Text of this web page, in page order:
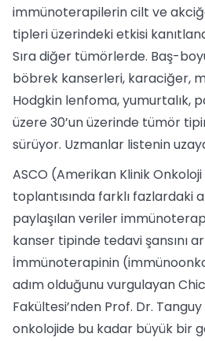
immünoterapilerin cilt ve
tipleri üzerindeki etkisi
Sıra diğer tümörlerde. Baş-
böbrek kanserleri, karaciğer,
Hodgkin lenfoma, yumurtalık,
üzere 30’un üzerinde tümör
sürüyor. Uzmanlar listenin
ASCO (Amerikan Klinik Onkoloji
toplantısında farklı fazlardaki
paylaşılan veriler
kanser tipinde tedavi şansını
İmmünoterapinin
adım olduğunu vurgulayan
Fakültesi’nden Prof. Dr. Tanguy
onkolojide bu kadar büyük bir